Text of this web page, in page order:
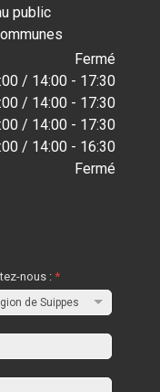
public
Fermé
/ 14:00 - 17:30
/ 14:00 - 17:30
/ 14:00 - 17:30
/ 14:00 - 16:30
Fermé
nous :*